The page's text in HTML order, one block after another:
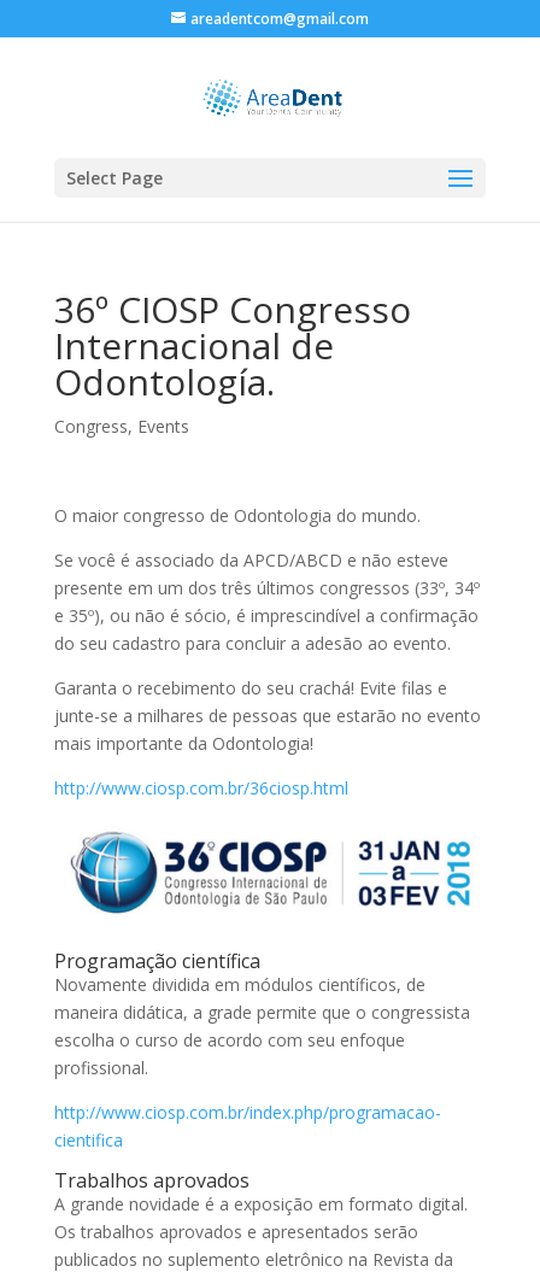
areadentcom@gmail.com
Select Page
36º CIOSP Congresso
Internacional de
Odontología.
Congress, Events
O maior congresso de Odontologia do mundo.
Se você é associado da APCD/ABCD e não esteve
presente em um dos três últimos congressos (33º, 34º
e 35º), ou não é sócio, é imprescindível a confirmação
do seu cadastro para concluir a adesão ao evento.
Garanta o recebimento do seu crachá! Evite filas e
junte-se a milhares de pessoas que estarão no evento
mais importante da Odontologia!
http://www.ciosp.com.br/36ciosp.html
Programação científica
Novamente dividida em módulos científicos, de
maneira didática, a grade permite que o congressista
escolha o curso de acordo com seu enfoque
profissional.
http://www.ciosp.com.br/index.php/programacao-
cientifica
Trabalhos aprovados
A grande novidade é a exposição em formato digital.
Os trabalhos aprovados e apresentados serão
publicados no suplemento eletrônico na Revista da